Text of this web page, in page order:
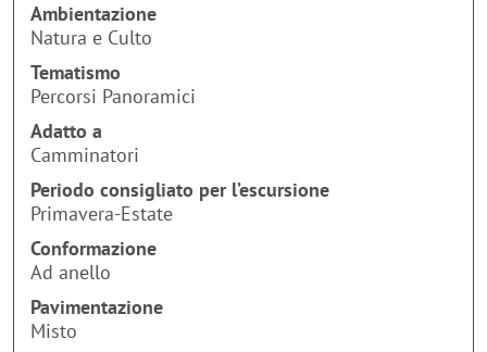
Ambientazione
Natura e Culto
Tematismo
Percorsi Panoramici
Adatto a
Camminatori
Periodo consigliato per l’escursione
Primavera-Estate
Conformazione
Ad anello
Pavimentazione
Misto